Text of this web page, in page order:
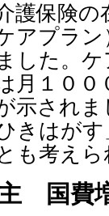
護保険の
ケアプラ
した。
月１００
示され
きはが
も考え
国費